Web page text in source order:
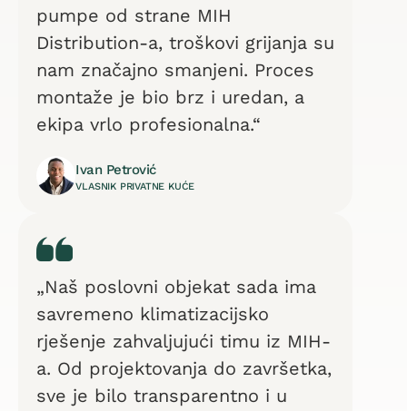
pumpe od strane MIH
Distribution-a, troškovi grijanja su
nam značajno smanjeni. Proces
montaže je bio brz i uredan, a
ekipa vrlo profesionalna.“
Ivan Petrović
VLASNIK PRIVATNE KUĆE
„Naš poslovni objekat sada ima
savremeno klimatizacijsko
rješenje zahvaljujući timu iz MIH-
a. Od projektovanja do završetka,
sve je bilo transparentno i u